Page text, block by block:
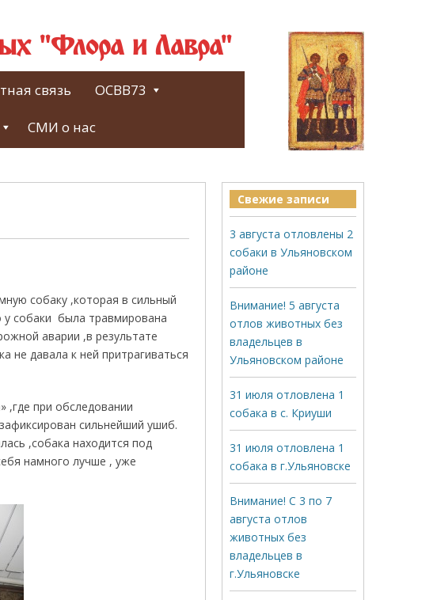
"Флора и Лавра"
связь ОСВВ73
СМИ о нас
собаку ,которая в сильный
у собаки была травмирована
аварии ,в результате
не давала к ней притрагиваться
при обследовании
сильнейший ушиб.
,собака находится под
намного лучше , уже
Свежие записи
3 августа отловлены 2
собаки в Ульяновском
районе
Внимание! 5 августа
отлов животных без
владельцев в
Ульяновском районе
31 июля отловлена 1
собака в с. Криуши
31 июля отловлена 1
собака в г.Ульяновске
Внимание! С 3 по 7
августа отлов
животных без
владельцев в
г.Ульяновске